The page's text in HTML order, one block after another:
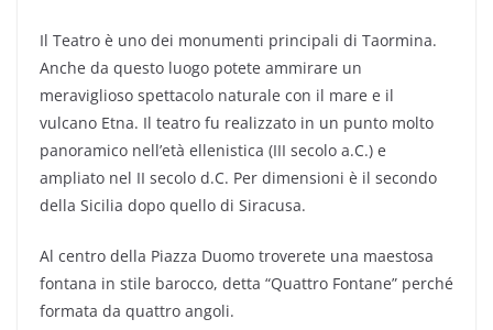
Il Teatro è uno dei monumenti principali di Taormina.
Anche da questo luogo potete ammirare un
meraviglioso spettacolo naturale con il mare e il
vulcano Etna. Il teatro fu realizzato in un punto molto
panoramico nell’età ellenistica (III secolo a.C.) e
ampliato nel II secolo d.C. Per dimensioni è il secondo
della Sicilia dopo quello di Siracusa.
Al centro della Piazza Duomo troverete una maestosa
fontana in stile barocco, detta “Quattro Fontane” perché
formata da quattro angoli.